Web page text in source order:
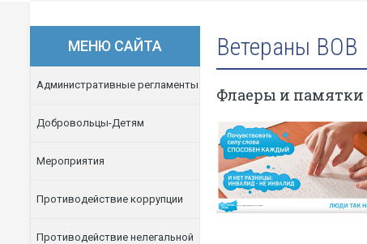
МЕНЮ САЙТА
Административные регламенты
Добровольцы-Детям
Мероприятия
Противодействие коррупции
Противодействие нелегальной
Ветераны ВОВ
Флаеры и памятки